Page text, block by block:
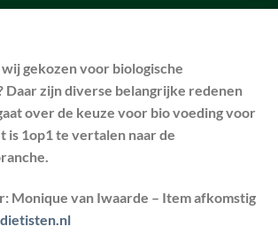
gekozen voor biologische
Daar zijn diverse belangrijke redenen
over de keuze voor bio voeding voor
is 1op1 te vertalen naar de
Monique van Iwaarde – Item afkomstig